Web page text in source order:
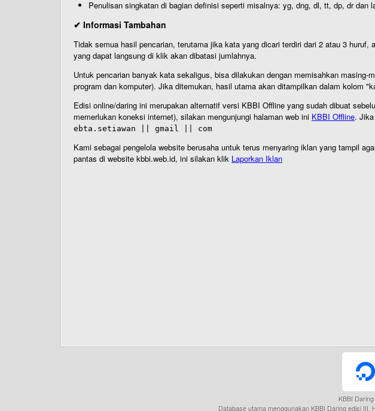
Penulisan singkatan di bagian definisi seperti misalnya: yg, dng, dl, tt, dp, dr
✔ Informasi Tambahan
Tidak semua hasil pencarian, terutama jika kata yang dicari terdiri dari 2 atau 3
yang dapat langsung di klik akan dibatasi jumlahnya.
Untuk pencarian banyak kata sekaligus, bisa dilakukan dengan memisahkan masing-
program dan komputer). Jika ditemukan, hasil utama akan ditampilkan dalam kolom
Edisi online/daring ini merupakan alternatif versi KBBI Offline yang sudah dibuat
memerlukan koneksi internet), silakan mengunjungi halaman web ini KBBI Offline.
ebta.setiawan || gmail || com
Kami sebagai pengelola website berusaha untuk terus menyaring iklan yang tampil
pantas di website kbbi.web.id, ini silakan klik Laporkan Iklan
KBBI Daring
Database utama menggunakan KBBI Daring edisi